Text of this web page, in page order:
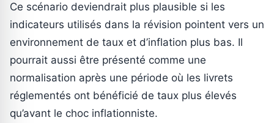
Ce scénario deviendrait plus plausible si les
indicateurs utilisés dans la révision pointent vers un
environnement de taux et d’inflation plus bas. Il
pourrait aussi être présenté comme une
normalisation après une période où les livrets
réglementés ont bénéficié de taux plus élevés
qu’avant le choc inflationniste.